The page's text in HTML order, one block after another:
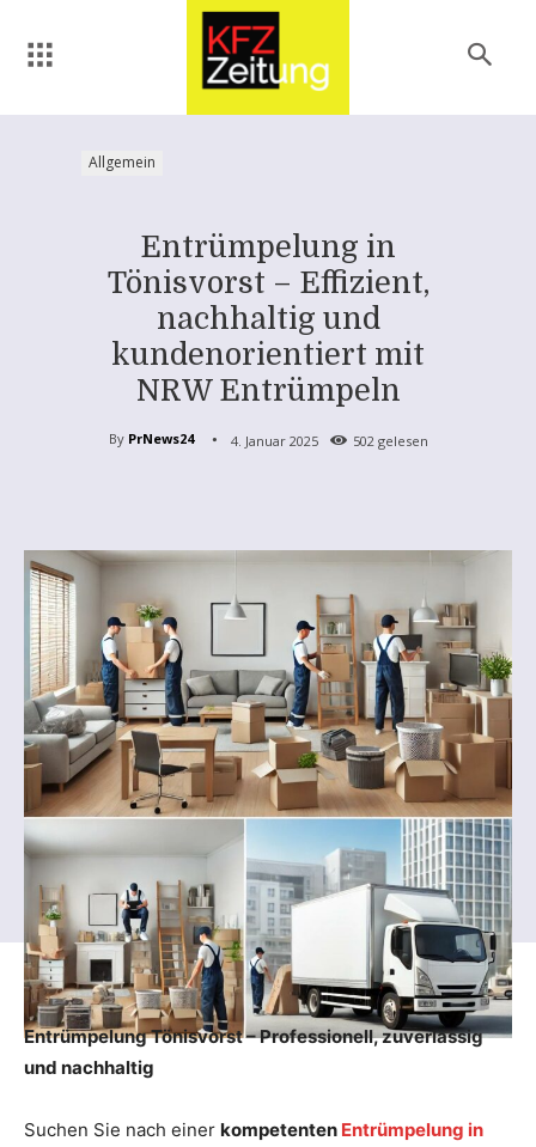
Allgemein
Entrümpelung in
Tönisvorst – Effizient,
nachhaltig und
kundenorientiert mit
NRW Entrümpeln
By PrNews24 4. Januar 2025 502 gelesen
Entrümpelung Tönisvorst – Professionell, zuverlässig
und nachhaltig
Suchen Sie nach einer kompetenten Entrümpelung in